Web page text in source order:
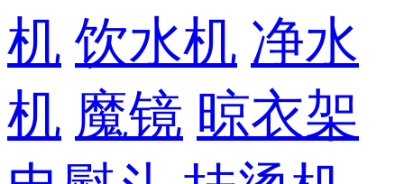
机 饮水机 净水
机 魔镜 晾衣架